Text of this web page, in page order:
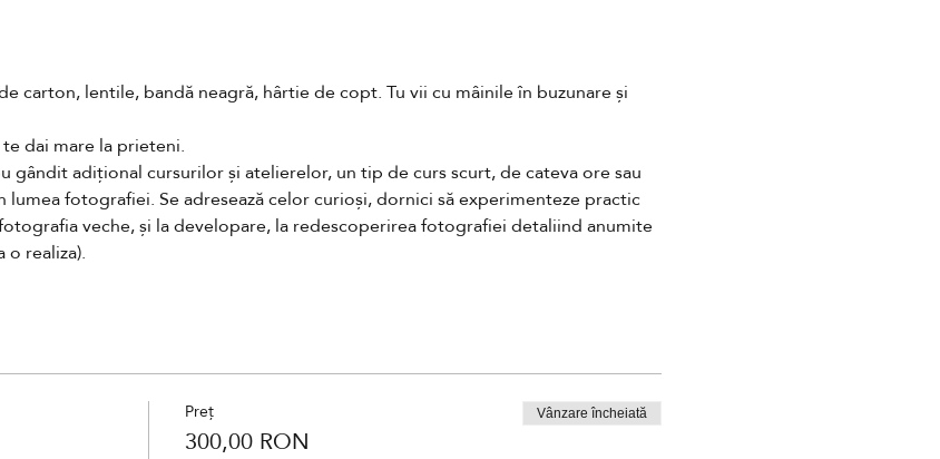
carton, lentile, bandă neagră, hârtie de copt. Tu vii cu mâinile în buzunare și
te dai mare la prieteni.
gândit adițional cursurilor și atelierelor, un tip de curs scurt, de cateva ore sau
lumea fotografiei. Se adresează celor curioși, dornici să experimenteze practic
veche, și la developare, la redescoperirea fotografiei detaliind anumite
o realiza).
Preț
300,00 RON
Vânzare încheiată